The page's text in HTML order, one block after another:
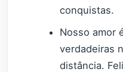
conquistas.
Nosso amor
verdadeiras
distância.